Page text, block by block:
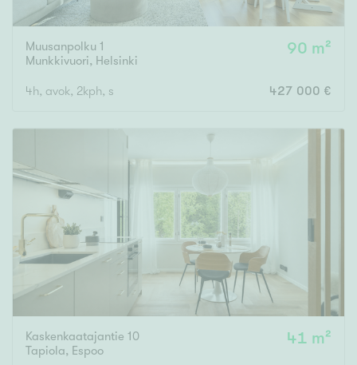
Muusanpolku 1
Munkkivuori, Helsinki
90 m²
4h, avok, 2kph, s 427 000 €
Kaskenkaatajantie 10
Tapiola, Espoo
41 m²